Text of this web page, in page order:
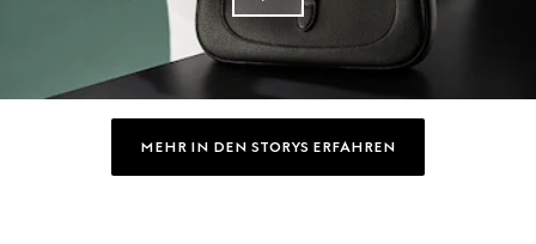
MEHR IN DEN STORYS ERFAHREN